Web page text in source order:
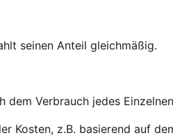
seinen Anteil gleichmäßig.
dem Verbrauch jedes
Kosten, z.B. basierend auf